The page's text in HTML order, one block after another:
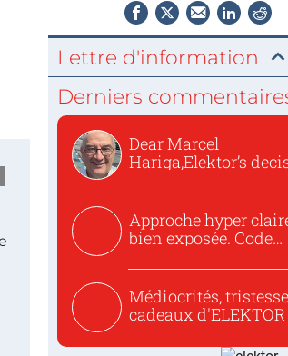
Lettre d'information
Derniers
Dear Marcel
Hariga,Elektor’s
Approche hyper
bien exposée. Code
Médiocrités,
cadeaux